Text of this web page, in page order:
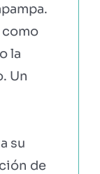
como
la
Un
su
de